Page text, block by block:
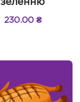
зеленню
230.00 ₴